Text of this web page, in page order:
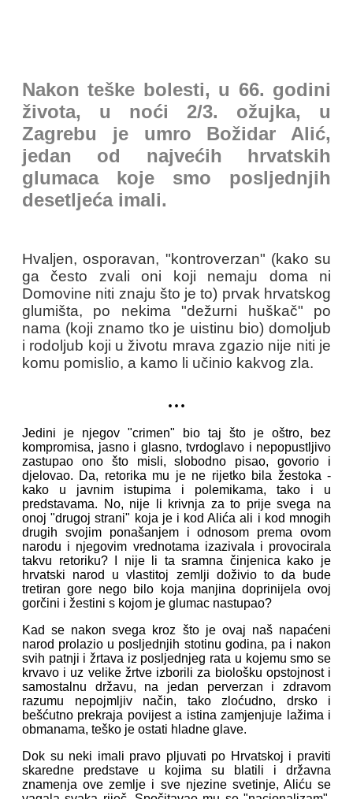
Nakon teške bolesti, u 66. godini
života, u noći 2/3. ožujka, u
Zagrebu je umro Božidar Alić,
jedan od najvećih hrvatskih
glumaca koje smo posljednjih
desetljeća imali.
Hvaljen, osporavan, "kontroverzan" (kako su
ga često zvali oni koji nemaju doma ni
Domovine niti znaju što je to) prvak hrvatskog
glumišta, po nekima "dežurni huškač" po
nama (koji znamo tko je uistinu bio) domoljub
i rodoljub koji u životu mrava zgazio nije niti je
komu pomislio, a kamo li učinio kakvog zla.
...
Jedini je njegov "crimen" bio taj što je oštro, bez
kompromisa, jasno i glasno, tvrdoglavo i nepopustljivo
zastupao ono što misli, slobodno pisao, govorio i
djelovao. Da, retorika mu je ne rijetko bila žestoka -
kako u javnim istupima i polemikama, tako i u
predstavama. No, nije li krivnja za to prije svega na
onoj "drugoj strani" koja je i kod Alića ali i kod mnogih
drugih svojim ponašanjem i odnosom prema ovom
narodu i njegovim vrednotama izazivala i provocirala
takvu retoriku? I nije li ta sramna činjenica kako je
hrvatski narod u vlastitoj zemlji doživio to da bude
tretiran gore nego bilo koja manjina doprinijela ovoj
gorčini i žestini s kojom je glumac nastupao?
Kad se nakon svega kroz što je ovaj naš napaćeni
narod prolazio u posljednjih stotinu godina, pa i nakon
svih patnji i žrtava iz posljednjeg rata u kojemu smo se
krvavo i uz velike žrtve izborili za biološku opstojnost i
samostalnu državu, na jedan perverzan i zdravom
razumu nepojmljiv način, tako zloćudno, drsko i
bešćutno prekraja povijest a istina zamjenjuje lažima i
obmanama, teško je ostati hladne glave.
Dok su neki imali pravo pljuvati po Hrvatskoj i praviti
skaredne predstave u kojima su blatili i državna
znamenja ove zemlje i sve njezine svetinje, Aliću se